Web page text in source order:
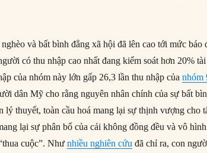
và bất bình đẳng xã hội đã lên cao tới mức
có thu nhập cao nhất đang kiểm soát hơn 20%
của nhóm này lớn gấp 26,3 lần thu nhập củanhóm
dân Mỹ cho rằng nguyên nhân chính của sự bất
lý thuyết, toàn cầu hoá mang lại sự thịnh vượng cho
lại sự phân bổ của cải không đồng đều và vô
cuộc”. Nhưnhiều nghiên cứu đã chỉ ra, con